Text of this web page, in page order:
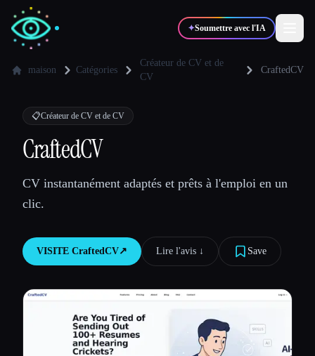
✦Soumettre avec l'IA
💻Développeurs
🎓
Toutes les catégories
maison Catégories
Créateur de CV et de
CV
CraftedCV
📋Créateur de CV et de CV
CraftedCV
CV instantanément adaptés et prêts à l'emploi en un
clic.
VISITE CraftedCV↗︎ Lire l'avis ↓︎ Save